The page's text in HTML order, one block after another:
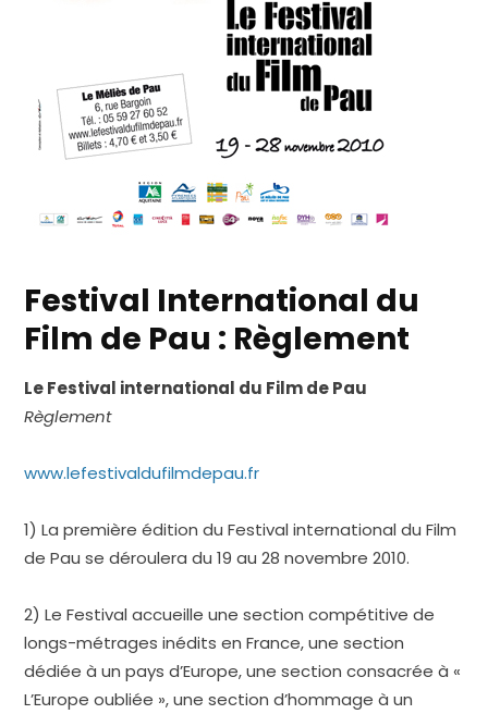
Festival International du
Film de Pau : Règlement
Le Festival international du Film de Pau
Règlement
www.lefestivaldufilmdepau.fr
1) La première édition du Festival international du Film
de Pau se déroulera du 19 au 28 novembre 2010.
2) Le Festival accueille une section compétitive de
longs-métrages inédits en France, une section
dédiée à un pays d’Europe, une section consacrée à «
L’Europe oubliée », une section d’hommage à un